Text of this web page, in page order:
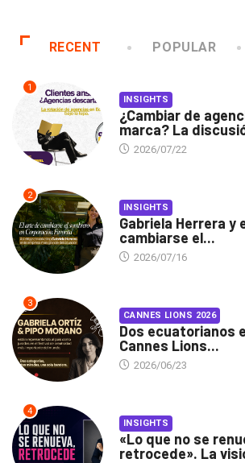
RECENT POPULAR
1
INSIGHTS
¿Cambiar de
marca? La
2026/07/22
2
INSIGHTS
Gabriela Herrera y
cambiarse el...
2026/07/16
3
CANNES LIONS 2026
Dos ecuatorianos
Cannes Lions...
2026/06/23
4
INSIGHTS
«Lo que no se
retrocede». La